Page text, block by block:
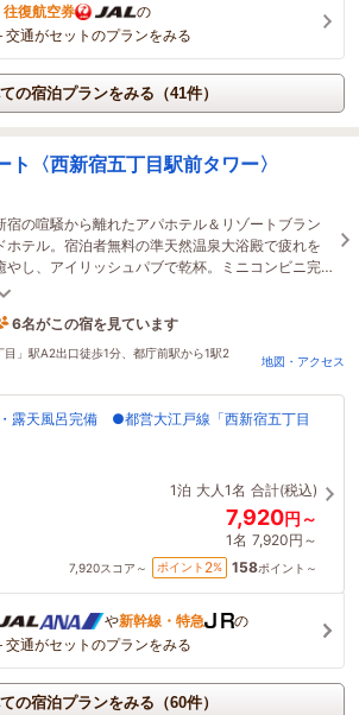
往復航空券
の
交通がセットのプランをみる
の宿泊プランをみる（41件）
ト〈西新宿五丁目駅前タワー〉
宿の喧騒から離れたアパホテル＆リゾートブラン
ホテル。宿泊者無料の準天然温泉大浴殿で疲れを
やし、アイリッシュパブで乾杯。ミニコンビニ完
で利便性も抜群。夏季限定で有料プールもご利用
6名がこの宿を見ています
1時間前に予約されました
」駅A2出口徒歩1分、都庁前駅から1駅2
地図・アクセス
露天風呂完備 ●都営大江戸線「西新宿五丁目
1泊 大人1名 合計(税込)
7,920円～
1名 7,920円～
7,920スコア～ ポイント 2% 158ポイント～
や新幹線・特急
の
交通がセットのプランをみる
の宿泊プランをみる（60件）